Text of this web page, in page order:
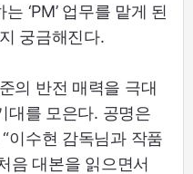
‘PM’ 업무를 맡게 된
궁금해진다.
의 반전 매력을 극대
대를 모은다. 공명은
이수현 감독님과 작품
음 대본을 읽으면서